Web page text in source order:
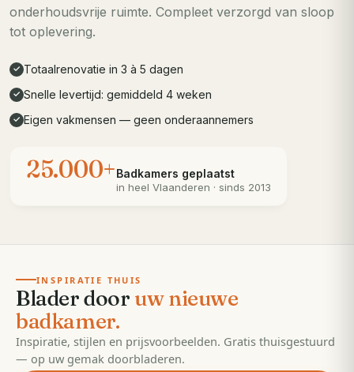
onderhoudsvrije ruimte. Compleet verzorgd van sloop
tot oplevering.
✓ Totaalrenovatie in 3 à 5 dagen
✓ Snelle levertijd: gemiddeld 4 weken
✓ Eigen vakmensen — geen onderaannemers
25.000+Badkamers geplaatst
in heel Vlaanderen · sinds 2013
EDITIE2026· 55 pagina's
INSPIRATIE THUIS
Blader door uw nieuwe
badkamer.
Inspiratie, stijlen en prijsvoorbeelden. Gratis thuisgestuurd
— op uw gemak doorbladeren.